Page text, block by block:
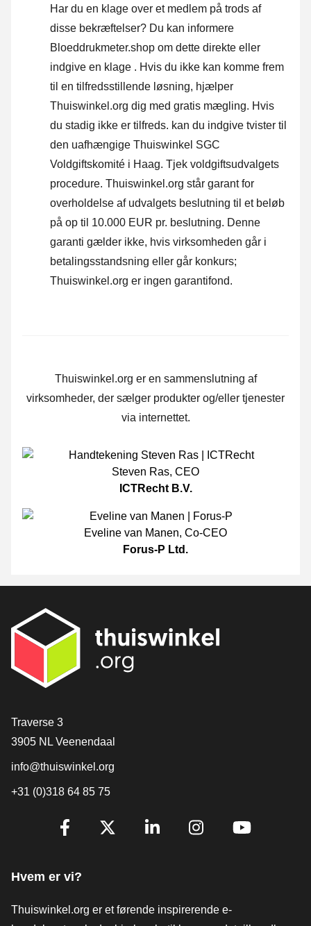
Har du en klage over et medlem på trods af
disse bekræftelser? Du kan informere
Bloeddrukmeter.shop om dette direkte eller
indgive en klage . Hvis du ikke kan komme frem
til en tilfredsstillende løsning, hjælper
Thuiswinkel.org dig med gratis mægling. Hvis
du stadig ikke er tilfreds. kan du indgive tvister til
den uafhængige Thuiswinkel SGC
Voldgiftskomité i Haag. Tjek voldgiftsudvalgets
procedure. Thuiswinkel.org står garant for
overholdelse af udvalgets beslutning til et beløb
på op til 10.000 EUR pr. beslutning. Denne
garanti gælder ikke, hvis virksomheden går i
betalingsstandsning eller går konkurs;
Thuiswinkel.org er ingen garantifond.
Thuiswinkel.org er en sammenslutning af
virksomheder, der sælger produkter og/eller tjenester
via internettet.
Steven Ras, CEO
ICTRecht B.V.
Eveline van Manen, Co-CEO
Forus-P Ltd.
[_General:Contact]
Traverse 3
3905 NL Veenendaal
info@thuiswinkel.org
+31 (0)318 64 85 75
[_General:SocialMediaTitle]
Hvem er vi?
Thuiswinkel.org er et førende inspirerende e-